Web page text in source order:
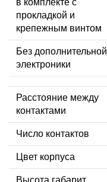
прокладкой и
крепежным винтом
Без дополнительной
электроники
Расстояние между
контактами
Число контактов
Цвет корпуса
Высота габарит.